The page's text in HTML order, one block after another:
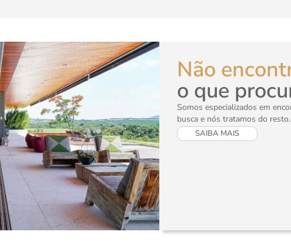
Não
o que
Somos especializados em
busca e nós tratamos do resto.
SAIBA MAIS